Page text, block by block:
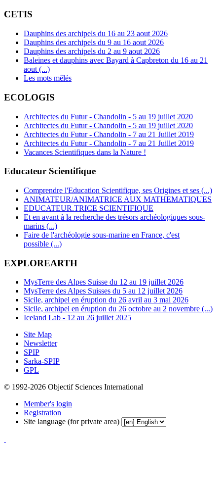
CETIS
Dauphins des archipels du 16 au 23 aout 2026
Dauphins des archipels du 9 au 16 aout 2026
Dauphins des archipels du 2 au 9 aout 2026
Baleines et dauphins avec Bayard à Capbreton du 16 au 21
aout (...)
Les mots mêlés
ECOLOGIS
Architectes du Futur - Chandolin - 5 au 19 juillet 2020
Architectes du Futur - Chandolin - 5 au 19 juillet 2020
Architectes du Futur - Chandolin - 7 au 21 Juillet 2019
Architectes du Futur - Chandolin - 7 au 21 Juillet 2019
Vacances Scientifiques dans la Nature !
Educateur Scientifique
Comprendre l'Education Scientifique, ses Origines et ses (...)
ANIMATEUR/ANIMATRICE AUX MATHEMATIQUES
EDUCATEUR.TRICE SCIENTIFIQUE
Et en avant à la recherche des trésors archéologiques sous-
marins (...)
Faire de l'archéologie sous-marine en France, c'est
possible (...)
EXPLOREARTH
MysTerre des Alpes Suisse du 12 au 19 juillet 2026
MysTerre des Alpes Suisses du 5 au 12 juillet 2026
Sicile, archipel en éruption du 26 avril au 3 mai 2026
Sicile, archipel en éruption du 26 octobre au 2 novembre (...)
Iceland Lab - 12 au 26 juillet 2025
Site Map
Newsletter
SPIP
Sarka-SPIP
GPL
© 1992-2026 Objectif Sciences International
Member's login
Registration
Site language (for private area)